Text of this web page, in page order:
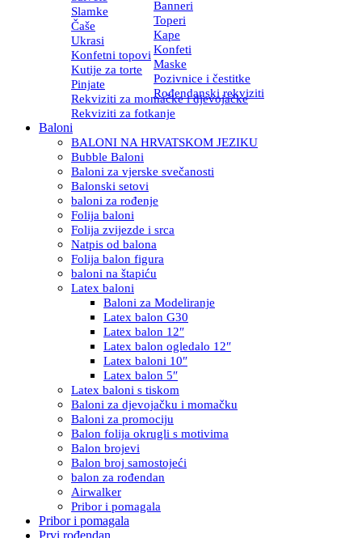
Slamke
Banneri
Čaše
Toperi
Ukrasi
Kape
Konfetni topovi Konfeti
Kutije za torte
Maske
Pinjate
Pozivnice i čestitke
Rekviziti za momačke i djevojačke
Rođendanski rekviziti
Rekviziti za fotkanje
Baloni
BALONI NA HRVATSKOM JEZIKU
Bubble Baloni
Baloni za vjerske svečanosti
Balonski setovi
baloni za rođenje
Folija baloni
Folija zvijezde i srca
Natpis od balona
Folija balon figura
baloni na štapiću
Latex baloni
Baloni za Modeliranje
Latex balon G30
Latex balon 12″
Latex balon ogledalo 12″
Latex baloni 10″
Latex balon 5″
Latex baloni s tiskom
Baloni za djevojačku i momačku
Baloni za promociju
Balon folija okrugli s motivima
Balon brojevi
Balon broj samostojeći
balon za rođendan
Airwalker
Pribor i pomagala
Pribor i pomagala
Prvi rođendan